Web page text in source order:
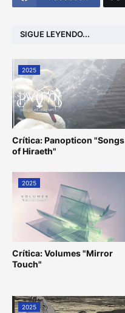
SIGUE LEYENDO...
2025
Crítica: Panopticon "Songs
of Hiraeth"
2025
Crítica: Volumes "Mirror
Touch"
2025